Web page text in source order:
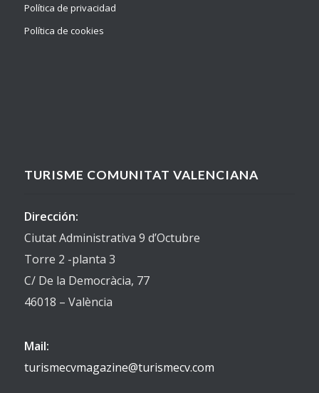
Política de privacidad
Política de cookies
TURISME COMUNITAT VALENCIANA
Dirección:
Ciutat Administrativa 9 d’Octubre
Torre 2 -planta 3
C/ De la Democràcia, 77
46018 – València
Mail:
turismecvmagazine@turismecv.com